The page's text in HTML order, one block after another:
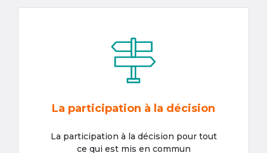
La participation à la décision
La participation à la décision pour tout
ce qui est mis en commun